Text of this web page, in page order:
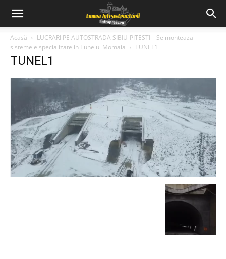
Acasă
LUCRARI PE AUTOSTRADA SIBIU-PITESTI – Se monteaza
sistemele specializate in Tunelul Momaia
TUNEL1
TUNEL1